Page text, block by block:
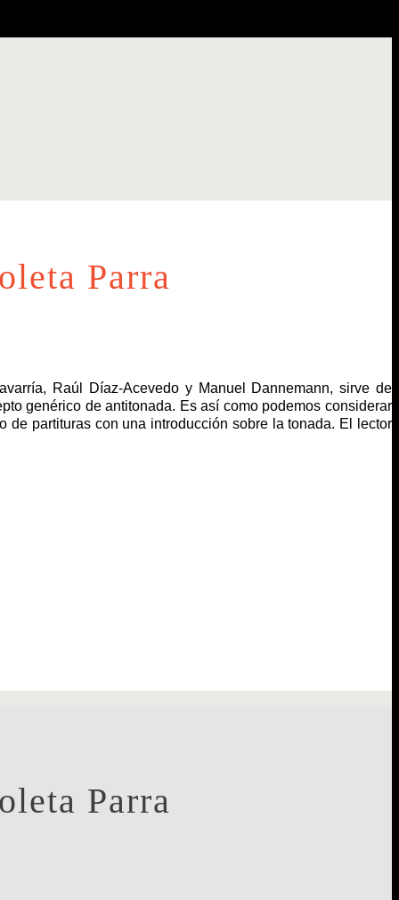
Parra
Raúl Díaz-Acevedo y Manuel Dannemann, sirve de
genérico de antitonada. Es así como podemos considerar
partituras con una introducción sobre la tonada. El lector
Parra